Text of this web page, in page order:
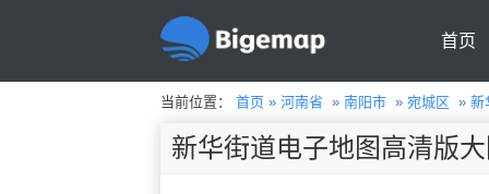
首页
当前位置： 首页» 河南省 » 南阳市» 宛城区 » 新
新华街道电子地图高清版